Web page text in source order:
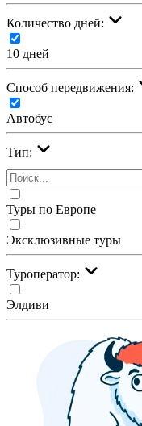
Количество дней:
10 дней
Cпособ передвижения:
Автобус
Тип:
Туры по Европе
Эксклюзивные туры
Туроператор:
Элдиви